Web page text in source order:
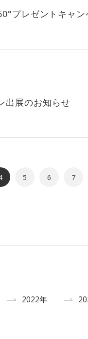
プレゼントキャン
出展のお知らせ
5 6 7
2022年